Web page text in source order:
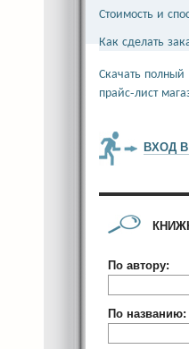
Стоимость и
Как сделать
Скачать полный
прайс-лист
ВХОД
По автору:
По названию: